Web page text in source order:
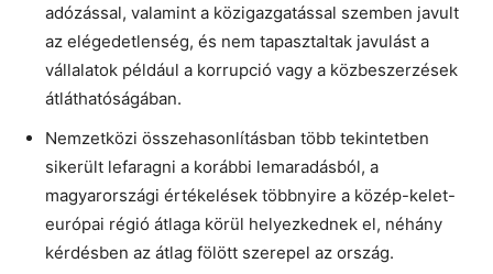
adózással, valamint a közigazgatással szemben javult
az elégedetlenség, és nem tapasztaltak javulást a
vállalatok például a korrupció vagy a közbeszerzések
átláthatóságában.
Nemzetközi összehasonlításban több tekintetben
sikerült lefaragni a korábbi lemaradásból, a
magyarországi értékelések többnyire a közép-kelet-
európai régió átlaga körül helyezkednek el, néhány
kérdésben az átlag fölött szerepel az ország.